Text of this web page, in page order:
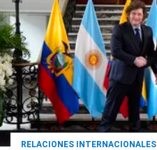
RELACIONES INTERNACIONALES